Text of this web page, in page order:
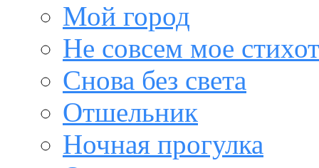
Мой город
Не совсем мое
Снова без света
Отшельник
Ночная прогулка